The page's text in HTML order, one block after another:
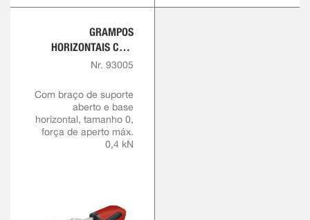
GRAMPOS
HORIZONTAIS COM
PEGA VERMELHA
Nr. 93005
Com braço de suporte
aberto e base
horizontal, tamanho 0,
força de aperto máx.
0,4 kN